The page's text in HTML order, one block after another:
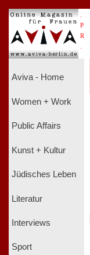
P
R
Aviva - Home
Women + Work
Public Affairs
Kunst + Kultur
Jüdisches Leben
Literatur
Interviews
Sport